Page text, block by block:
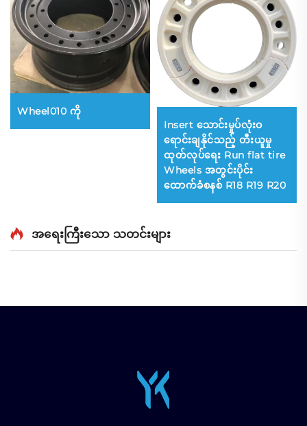
Wheel010 ကို
Insert သောင်းမှုပ်လုံးဝ
ရောင်းချနိုင်သည့် တီးယူမှု
ထုတ်လုပ်ရေး Run flat tire
Wheels အတွင်းပိုင်း
ထောက်ခံစနစ် R18 R19 R20
အရေးကြီးသော သတင်းများ